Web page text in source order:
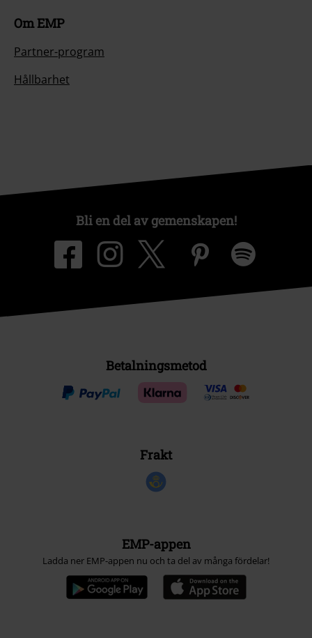
Om EMP
Partner-program
Hållbarhet
Bli en del av gemenskapen!
Betalningsmetod
Frakt
EMP-appen
Ladda ner EMP-appen nu och ta del av många fördelar!